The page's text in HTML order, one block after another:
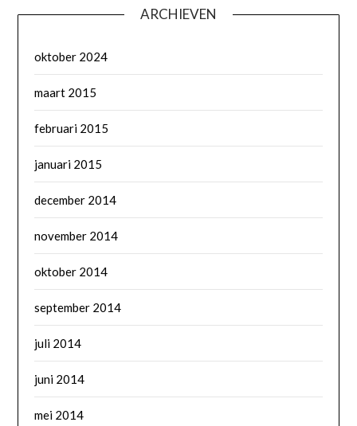
ARCHIEVEN
oktober 2024
maart 2015
februari 2015
januari 2015
december 2014
november 2014
oktober 2014
september 2014
juli 2014
juni 2014
mei 2014